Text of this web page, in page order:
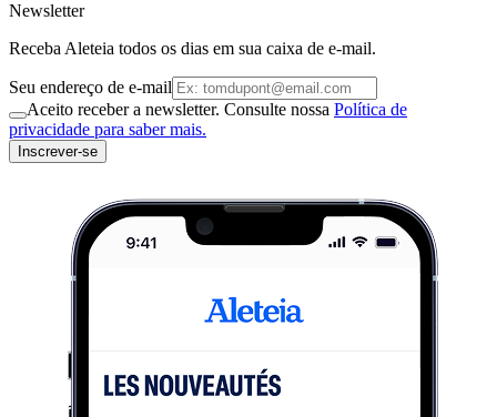
Newsletter
Receba Aleteia todos os dias em sua caixa de e-mail.
Seu endereço de e-mail
Aceito receber a newsletter. Consulte nossa Política de
privacidade para saber mais.
Inscrever-se